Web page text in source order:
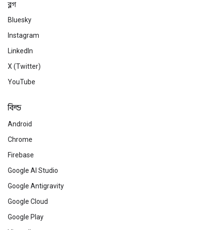
ব্লগ
Bluesky
Instagram
LinkedIn
X (Twitter)
YouTube
বিল্ড
Android
Chrome
Firebase
Google AI Studio
Google Antigravity
Google Cloud
Google Play